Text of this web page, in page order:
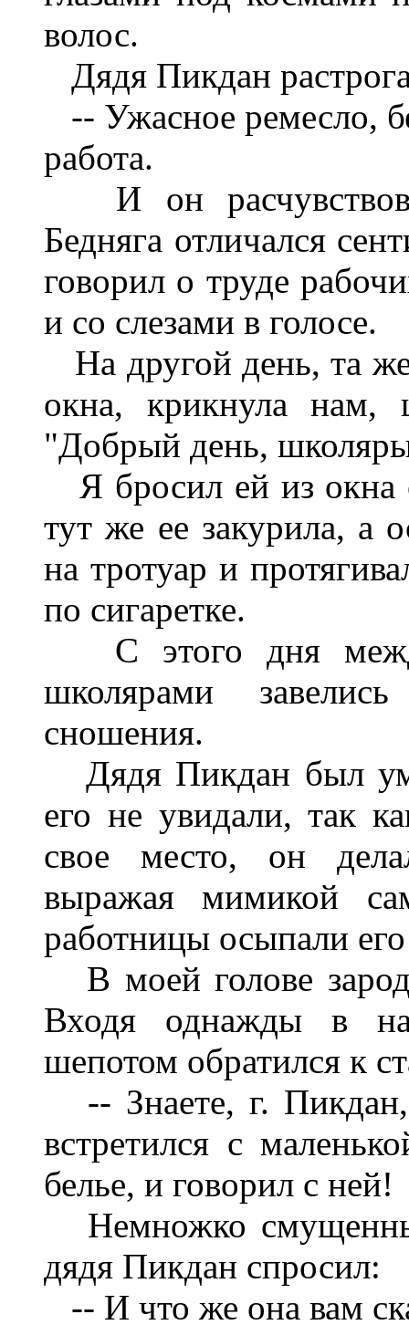
волос.
Дядя Пикдан
-- Ужасное ремесло,
работа.
И он
Бедняга отличался
говорил о труде
и со слезами в голосе.
На другой день, та
окна, крикнула нам,
"Добрый день,
Я бросил ей из окна
тут же ее закурила, а
на тротуар и
по сигаретке.
С этого дня
школярами
сношения.
Дядя Пикдан был
его не увидали, так
свое место, он
выражая мимикой
работницы осыпали
В моей голове
Входя однажды в
шепотом обратился к
-- Знаете, г.
встретился с
белье, и говорил с ней!
Немножко
дядя Пикдан спросил:
-- И что же она вам